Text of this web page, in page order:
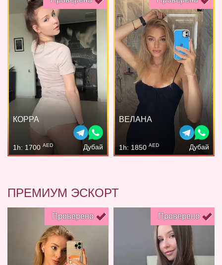
КОРРА
1h: 1700 AED Дубай
ВЕЛАНА
1h: 1850 AED Дубай
ПРЕМИУМ ЭСКОРТ
Проверено Проверено